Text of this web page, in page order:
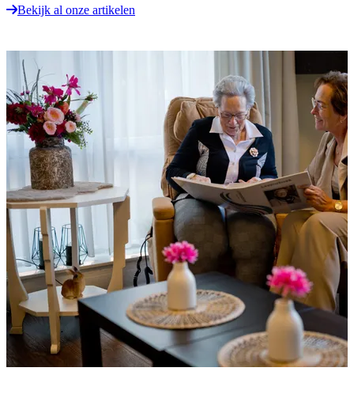
Bekijk al onze artikelen